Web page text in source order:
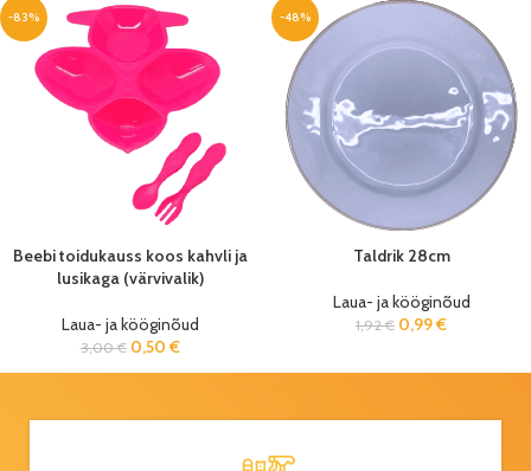
-83%
Beebi toidukauss koos kahvli ja
lusikaga (värvivalik)
Laua- ja kööginõud
3,00€ 0,50 €
-48%
Taldrik 28cm
Laua- ja kööginõud
1,92€ 0,99€